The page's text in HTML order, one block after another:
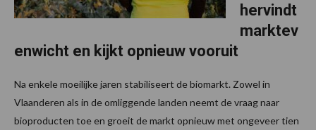
hervindt
marktev
enwicht en kijkt opnieuw vooruit
Na enkele moeilijke jaren stabiliseert de biomarkt. Zowel in
Vlaanderen als in de omliggende landen neemt de vraag naar
bioproducten toe en groeit de markt opnieuw met ongeveer tien